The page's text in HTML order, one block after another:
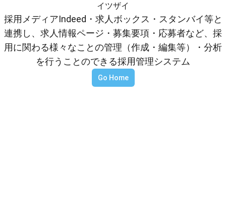
イツザイ
採用メディアIndeed・求人ボックス・スタンバイ等と
連携し、求人情報ページ・募集要項・応募者など、採
用に関わる様々なことの管理（作成・編集等）・分析
を行うことのできる採用管理システム
Go Home